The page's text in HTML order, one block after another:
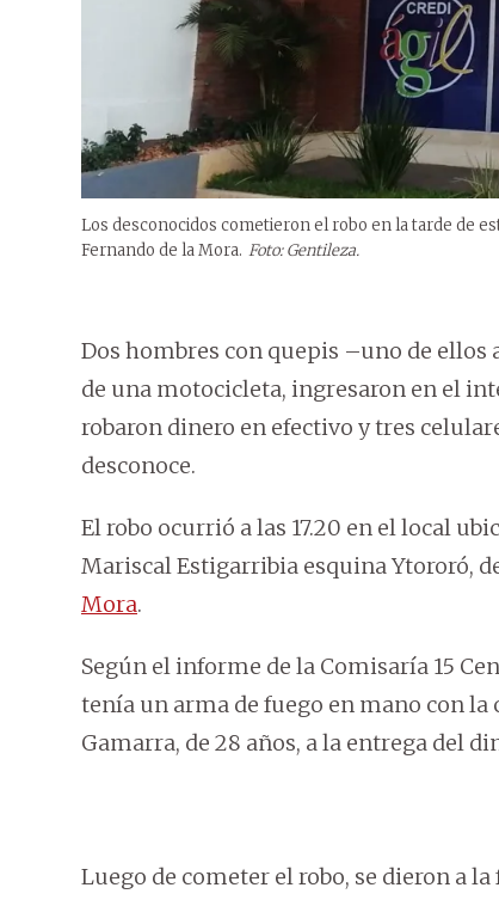
Los desconocidos cometieron el robo en la tarde de
Fernando de la Mora. Foto: Gentileza.
Dos hombres con quepis –uno de ellos
de una motocicleta, ingresaron en el
robaron dinero en efectivo y tres
desconoce.
El robo ocurrió a las 17.20 en el local
Mariscal Estigarribia esquina Ytororó,
Mora.
Según el informe de la Comisaría 15
tenía un arma de fuego en mano con
Gamarra, de 28 años, a la entrega del
Luego de cometer el robo, se dieron a